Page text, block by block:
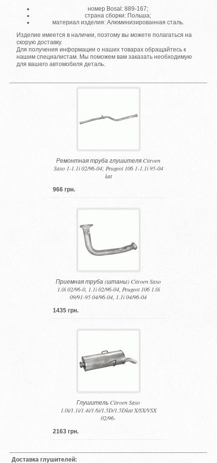
номер Bosal: 889-167;
страна сборки: Польша;
материал изделия: Алюминизированная сталь.
Изделие имеется в наличии, поэтому вы можете полагаться на
скорую доставку.
Для получения информации о наших товарах обращайтесь к
нашим специалистам. Мы поможем вам заказать необходимую
для вашего автомобиля деталь.
Ремонтная труба глушителя Citroen
Saxo 1-1.1i 02/96-04; Peugeot 106 1-1.1i 95-04
kat
966 грн.
Приемная труба (штаны) Citroen Saxo
1.0i 02/96-0, 1.1i 02/96-04, Peugeot 106 1.0i
09/91-95 04/96-04, 1.1i 04/96-04
1435 грн.
Глушитель Citroen Saxo
1.0i/1.1i/1.4i/1.6i/1.5D/1.5Dkat X/SX/VSX
02/96-
2163 грн.
Доставка глушителей: